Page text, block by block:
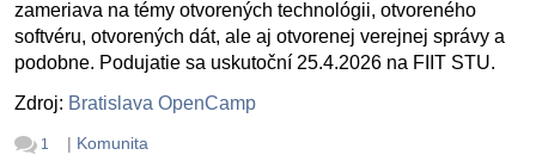
zameriava na témy otvorených technológii, otvoreného
softvéru, otvorených dát, ale aj otvorenej verejnej správy a
podobne. Podujatie sa uskutoční 25.4.2026 na FIIT STU.
Zdroj: Bratislava OpenCamp
1 | Komunita